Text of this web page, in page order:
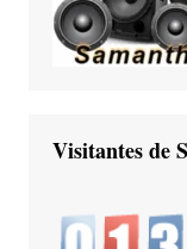
Visitantes de